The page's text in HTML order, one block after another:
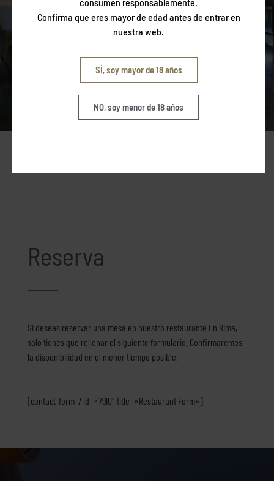
En nuestro espacio gastronómico En Rima ofrecemos
menús especiales según la temporada del año. Descubre
MENÚS ESPECIALES NAVIDAD
Reserva
Si deseas reservar una mesa en nuestro restaurante En Rima,
solo tienes que rellenar el siguiente formulario . Confirmaremos
la disponibilidad en el menor tiempo posible.
[contact-form-7 id=»7910″ title=»Restaurant Form»]
Confirma que eres mayor de edad antes de entrar en
nuestra web.
SÍ, soy mayor de 18 años
NO, soy menor de 18 años